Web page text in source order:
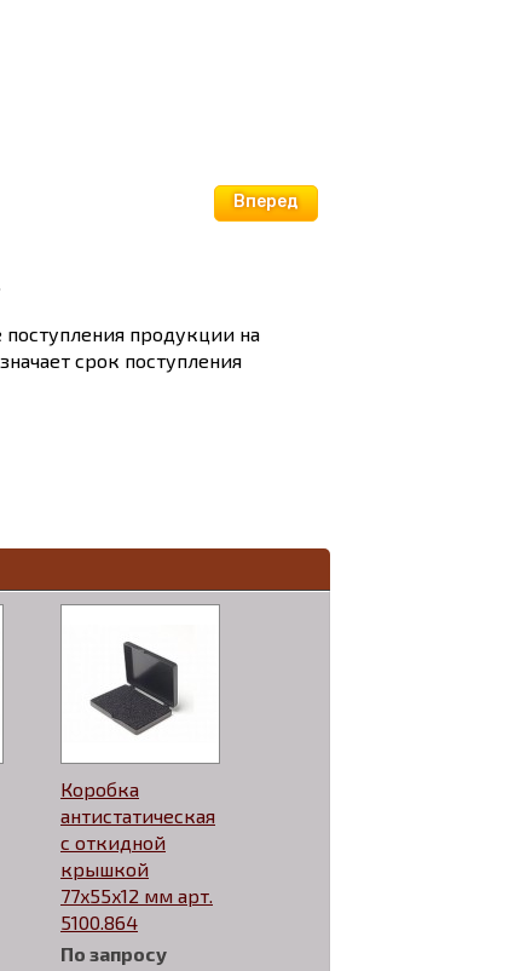
Вперед
продукции на
срок поступления
Коробка
антистатическая
с откидной
крышкой
77x55x12 мм арт.
5100.864
По запросу